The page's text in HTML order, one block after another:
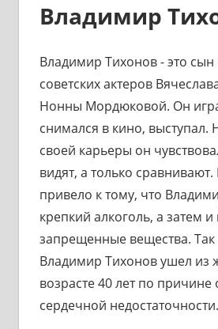
Владимир
Владимир Тихонов - это сын
советских актеров
Нонны Мордюковой. Он
снимался в кино, выступал.
своей карьеры он
видят, а только сравнивают.
привело к тому, что
крепкий алкоголь, а затем и
запрещенные вещества.
Владимир Тихонов ушел из
возрасте 40 лет по причине
сердечной недостаточности.